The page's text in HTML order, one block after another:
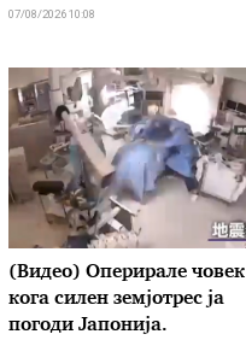
07/08/2026 10:08
(Видео) Оперирале човек
кога силен земјотрес ја
погоди Јапонија.